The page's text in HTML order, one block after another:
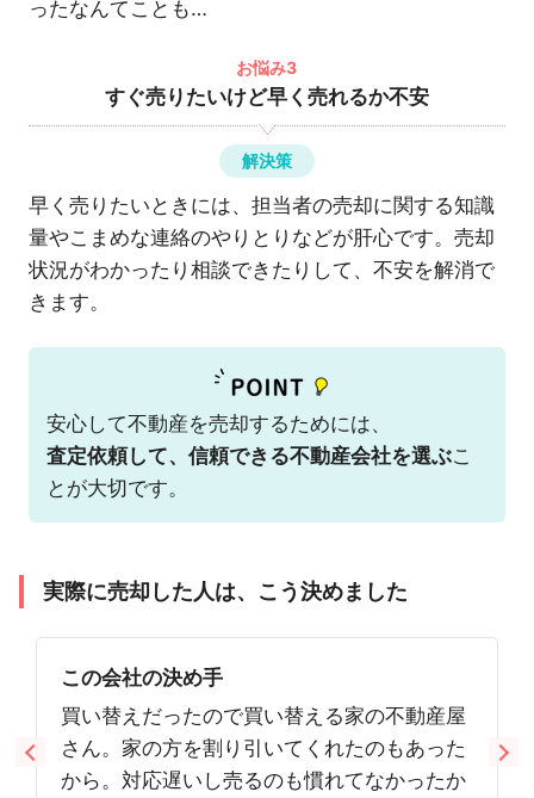
ったなんてことも…
お悩み3
すぐ売りたいけど早く売れるか不安
解決策
早く売りたいときには、担当者の売却に関する知識
量やこまめな連絡のやりとりなどが肝心です。売却
状況がわかったり相談できたりして、不安を解消で
きます。
安心して不動産を売却するためには、
査定依頼して、信頼できる不動産会社を選ぶこ
とが大切です。
実際に売却した人は、こう決めました
この会社の決め手
買い替えだったので買い替える家の不動産屋
さん。家の方を割り引いてくれたのもあった
から。対応遅いし売るのも慣れてなかったか